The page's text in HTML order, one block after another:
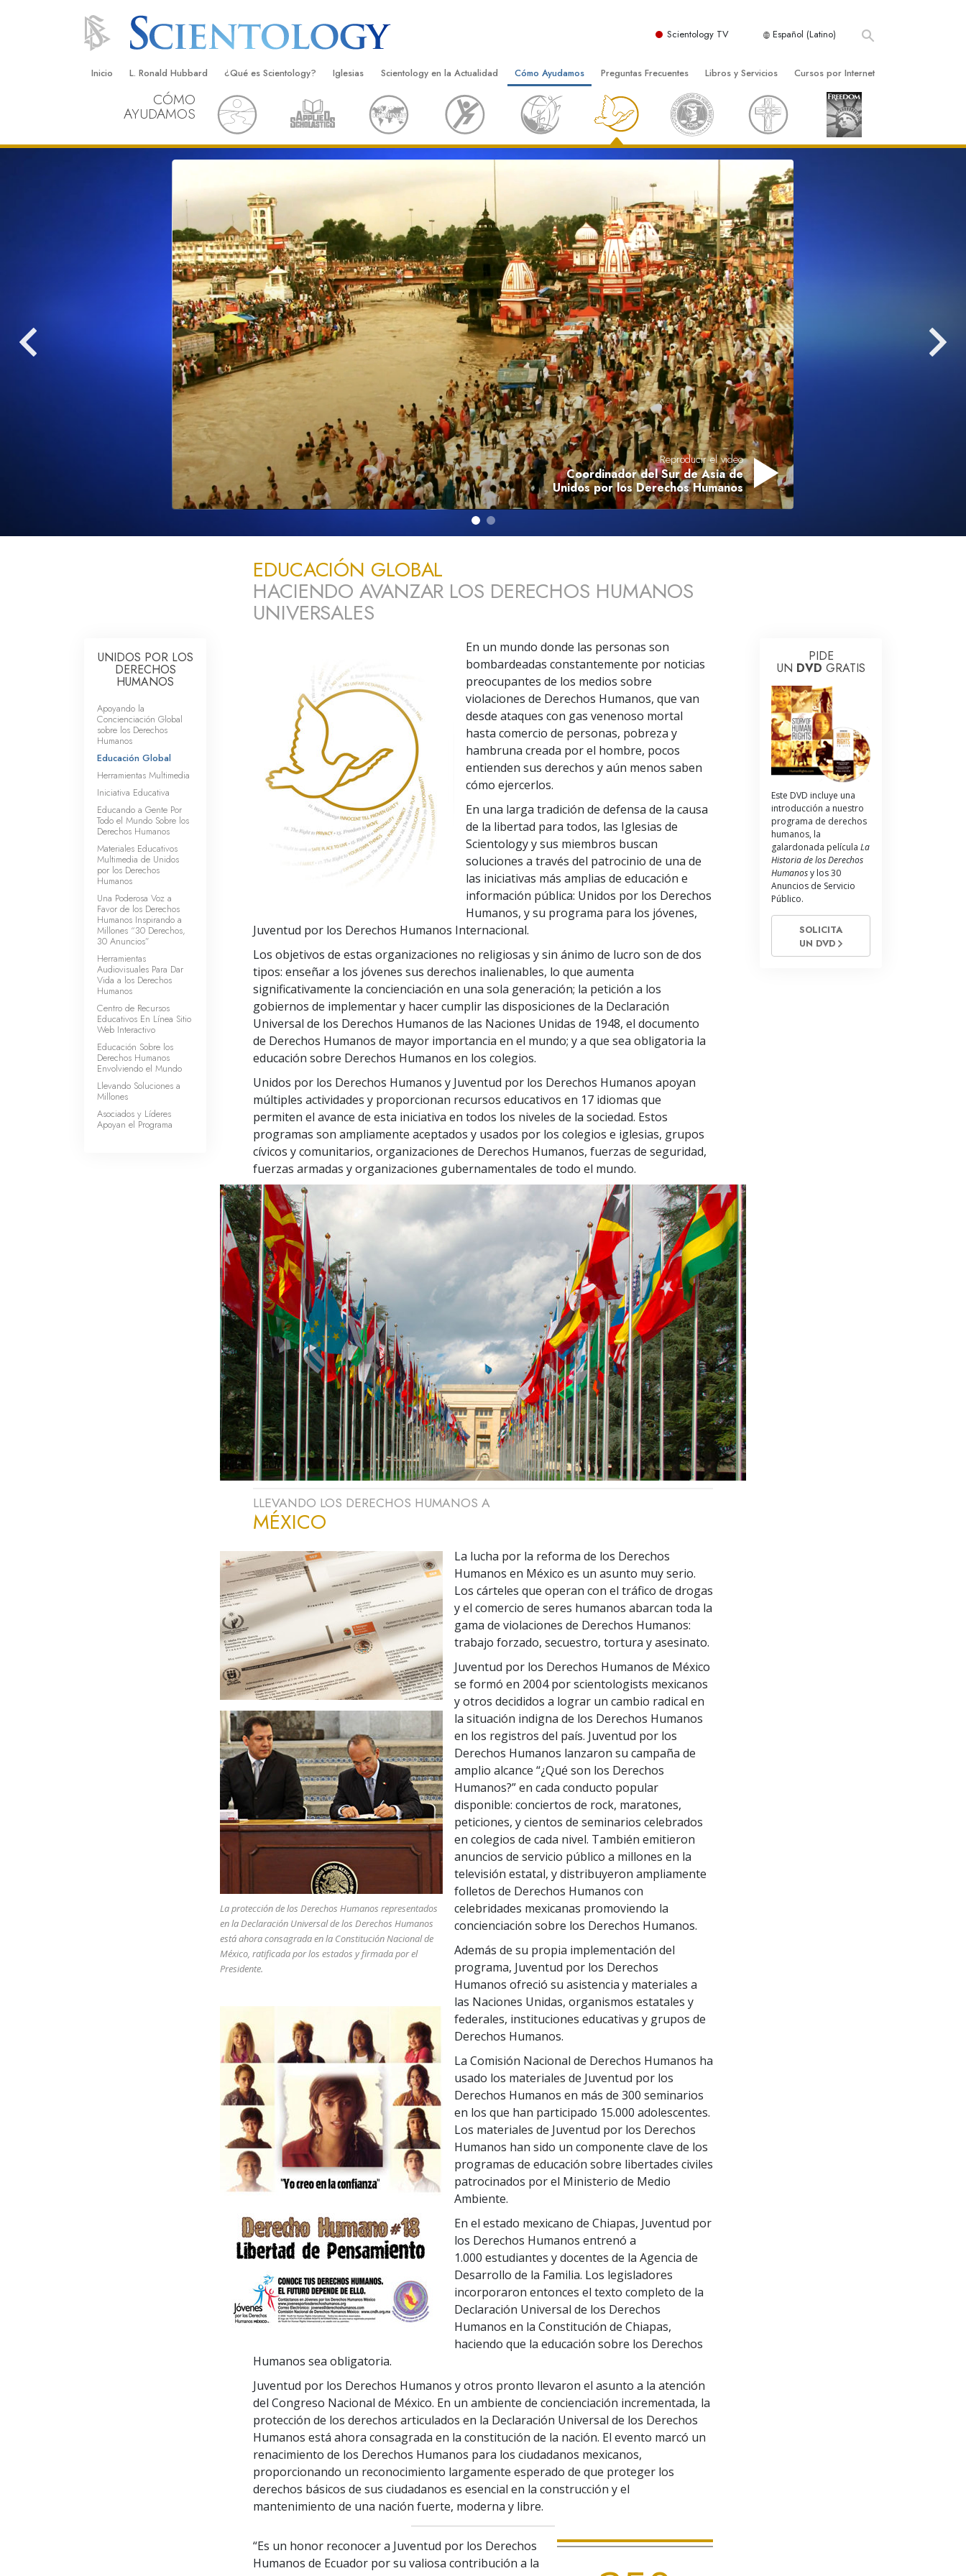
Scientology TV Español (Latino)
Inicio L. Ronald Hubbard ¿Qué es Scientology?
Creencias y Prácticas
Credos y Códigos de Scientology
Conoce a un Scientologist
Dentro de una Iglesia
Los Principios Básicos de Scientology
Una Introducción a Dianética
Amor y Odio: ¿Qué es Grandeza?
Iglesias
Encontrar una Iglesia
Iglesias Ideales de Scientology
Base en Tierra de Flag
Freewinds
Llevando Scientology al Mundo
Scientology en la Actualidad
Gran Inauguraciones
Eventos de Scientology
David Miscavige: Líder Eclesiástico de
Cómo Ayudamos
El Camino a la Felicidad
Applied Scholastics
La Verdad Sobre las Drogas
Unidos por los Derechos Humanos
Comisión de Ciudadanos por los
Derechos Humanos
Ministros Voluntarios de Scientology
Preguntas Frecuentes
Antecedentes y principios básicos
Dentro de una Iglesia
Libros y Servicios
Libros Iniciales
Audiolibros
Películas Introductorias
Servicios Iniciales
Cursos por Internet
Cómo Resolver los Conflictos
Las Dinámicas de la Existencia
Los Componentes de la Comprensión
Soluciones para un Entorno Peligroso
Ayudas para Enfermedades y Lesiones
La Integridad y la Honestidad
El Matrimonio
La Escala Tonal Emocional
Respuestas a las Drogas
Los Niños
Herramientas para el Entorno Laboral
La Ética y las
Condiciones
La Causa de la Supresión
Investigaciones
CÓMO
AYUDAMOS
Reproducir el video
Coordinador del Sur de Asia de
Unidos por los Derechos Humanos
EDUCACIÓN GLOBAL
HACIENDO AVANZAR LOS DERECHOS HUMANOS
UNIVERSALES
En un mundo donde las personas son
bombardeadas constantemente por noticias
preocupantes de los medios sobre
violaciones de Derechos Humanos, que van
desde ataques con gas venenoso mortal
hasta comercio de personas, pobreza y
hambruna creada por el hombre, pocos
entienden sus derechos y aún menos saben
cómo ejercerlos.
En una larga tradición de defensa de la causa
de la libertad para todos, las Iglesias de
Scientology y sus miembros buscan
soluciones a través del patrocinio de una de
las iniciativas más amplias de educación e
información pública: Unidos por los Derechos
Humanos, y su programa para los jóvenes,
Juventud por los Derechos Humanos Internacional.
Los objetivos de estas organizaciones no religiosas y sin ánimo de lucro son de dos
tipos: enseñar a los jóvenes sus derechos inalienables, lo que aumenta
significativamente la concienciación en una sola generación; la petición a los
gobiernos de implementar y hacer cumplir las disposiciones de la Declaración
Universal de los Derechos Humanos de las Naciones Unidas de 1948, el documento
de Derechos Humanos de mayor importancia en el mundo; y a que sea obligatoria la
educación sobre Derechos Humanos en los colegios.
Unidos por los Derechos Humanos y Juventud por los Derechos Humanos apoyan
múltiples actividades y proporcionan recursos educativos en 17 idiomas que
permiten el avance de esta iniciativa en todos los niveles de la sociedad. Estos
programas son ampliamente aceptados y usados por los colegios e iglesias, grupos
cívicos y comunitarios, organizaciones de Derechos Humanos, fuerzas de seguridad,
fuerzas armadas y organizaciones gubernamentales de todo el mundo.
LLEVANDO LOS DERECHOS HUMANOS A
MÉXICO
La protección de los Derechos Humanos representados
en la Declaración Universal de los Derechos Humanos
está ahora consagrada en la Constitución Nacional de
México, ratificada por los estados y firmada por el
Presidente.
La lucha por la reforma de los Derechos
Humanos en México es un asunto muy serio.
Los cárteles que operan con el tráfico de drogas
y el comercio de seres humanos abarcan toda la
gama de violaciones de Derechos Humanos:
trabajo forzado, secuestro, tortura y asesinato.
Juventud por los Derechos Humanos de México
se formó en 2004 por scientologists mexicanos
y otros decididos a lograr un cambio radical en
la situación indigna de los Derechos Humanos
en los registros del país. Juventud por los
Derechos Humanos lanzaron su campaña de
amplio alcance “¿Qué son los Derechos
Humanos?” en cada conducto popular
disponible: conciertos de rock, maratones,
peticiones, y cientos de seminarios celebrados
en colegios de cada nivel. También emitieron
anuncios de servicio público a millones en la
televisión estatal, y distribuyeron ampliamente
folletos de Derechos Humanos con
celebridades mexicanas promoviendo la
concienciación sobre los Derechos Humanos.
Además de su propia implementación del
programa, Juventud por los Derechos
Humanos ofreció su asistencia y materiales a
las Naciones Unidas, organismos estatales y
federales, instituciones educativas y grupos de
Derechos Humanos.
La Comisión Nacional de Derechos Humanos ha
usado los materiales de Juventud por los
Derechos Humanos en más de 300 seminarios
en los que han participado 15.000 adolescentes.
Los materiales de Juventud por los Derechos
Humanos han sido un componente clave de los
programas de educación sobre libertades civiles
patrocinados por el Ministerio de Medio
Ambiente.
En el estado mexicano de Chiapas, Juventud por
los Derechos Humanos entrenó a
1.000 estudiantes y docentes de la Agencia de
Desarrollo de la Familia. Los legisladores
incorporaron entonces el texto completo de la
Declaración Universal de los Derechos
Humanos en la Constitución de Chiapas,
haciendo que la educación sobre los Derechos
Humanos sea obligatoria.
Juventud por los Derechos Humanos y otros pronto llevaron el asunto a la atención
del Congreso Nacional de México. En un ambiente de concienciación incrementada, la
protección de los derechos articulados en la Declaración Universal de los Derechos
Humanos está ahora consagrada en la constitución de la nación. El evento marcó un
renacimiento de los Derechos Humanos para los ciudadanos mexicanos,
proporcionando un reconocimiento largamente esperado de que proteger los
derechos básicos de sus ciudadanos es esencial en la construcción y el
mantenimiento de una nación fuerte, moderna y libre.
“Es un honor reconocer a Juventud por los Derechos
Humanos de Ecuador por su valiosa contribución a la
UNIDOS POR LOS
DERECHOS
HUMANOS
Apoyando la
Concienciación Global
sobre los Derechos
Humanos
Educación Global
Herramientas Multimedia
Iniciativa Educativa
Educando a Gente Por
Todo el Mundo Sobre los
Derechos Humanos
Materiales Educativos
Multimedia de Unidos
por los Derechos
Humanos
Una Poderosa Voz a
Favor de los Derechos
Humanos Inspirando a
Millones “30 Derechos,
30 Anuncios”
Herramientas
Audiovisuales Para Dar
Vida a los Derechos
Humanos
Centro de Recursos
Educativos En Línea Sitio
Web Interactivo
Educación Sobre los
Derechos Humanos
Envolviendo el Mundo
Llevando Soluciones a
Millones
Asociados y Líderes
Apoyan el Programa
PIDE
UN DVD GRATIS
Este DVD incluye una
introducción a nuestro
programa de derechos
humanos, la
galardonada película La
Historia de los Derechos
Humanosy los 30
Anuncios de Servicio
Público.
SOLICITA
UN DVD